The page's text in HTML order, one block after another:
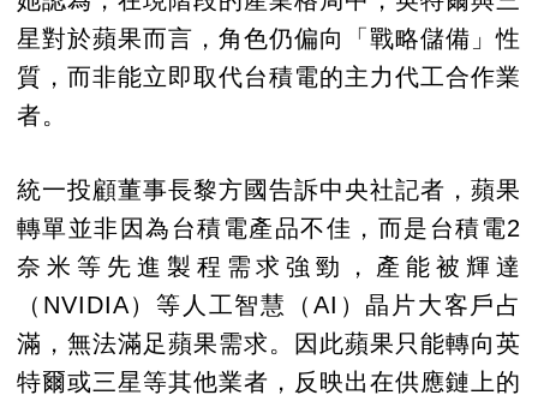
星對於蘋果而言，角色仍偏向「戰略儲備」性
質，而非能立即取代台積電的主力代工合作業
者。
統一投顧董事長黎方國告訴中央社記者，蘋果
轉單並非因為台積電產品不佳，而是台積電2
奈米等先進製程需求強勁，產能被輝達
（NVIDIA）等人工智慧（AI）晶片大客戶占
滿，無法滿足蘋果需求。因此蘋果只能轉向英
特爾或三星等其他業者，反映出在供應鏈上的